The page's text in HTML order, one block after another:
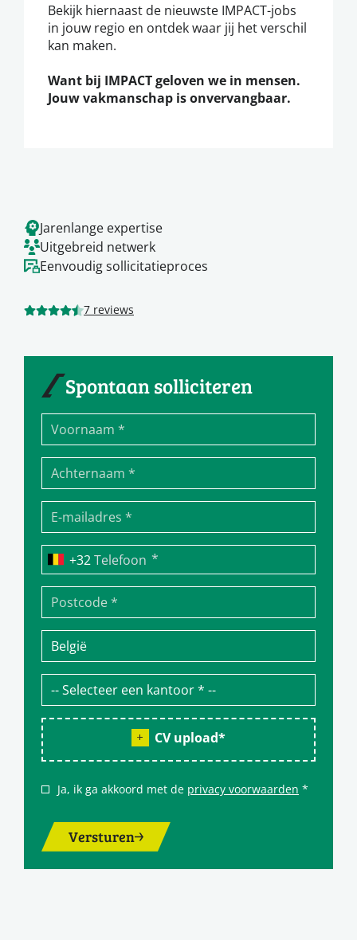
Bekijk hiernaast de nieuwste IMPACT-jobs
in jouw regio en ontdek waar jij het verschil
kan maken.
Want bij IMPACT geloven we in mensen.
Jouw vakmanschap is onvervangbaar.
Spontaan solliciteren
Telefoon *
CV upload*
Ja, ik ga akkoord met de privacy voorwaarden *
Versturen
Jarenlange expertise
Uitgebreid netwerk
Eenvoudig sollicitatieproces
7 reviews